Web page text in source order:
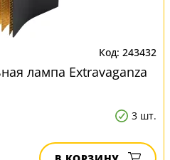
243432
лампа Extravaganza
3 шт.